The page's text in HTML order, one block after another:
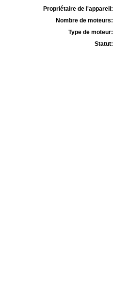
Propriétaire de l'appareil:
Nombre de moteurs:
Type de moteur:
Statut: